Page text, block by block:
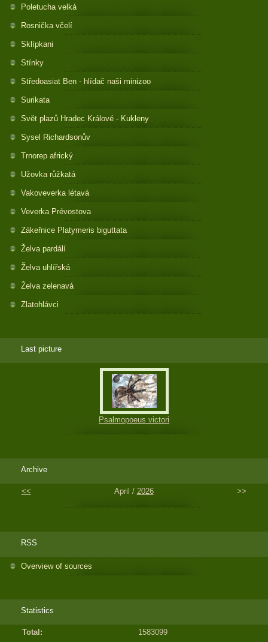
Poletucha velká
Rosnička včelí
Sklípkani
Stínky
Středoasiat Ben - hlídač naši minizoo
Surikata
Svět plazů Hradec Králové - Kukleny
Sysel Richardsonův
Trnorep africký
Užovka růžkatá
Vakoveverka létavá
Veverka Prévostova
Zákeřnice Platymeris biguttata
Želva pardálí
Želva uhlířská
Želva zelenavá
Zlatohlávci
Last picture
Psalmopoeus victori
Archive
<< April / 2026 >>
RSS
Overview of sources
Statistics
Total:
1583099